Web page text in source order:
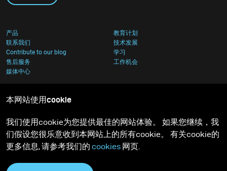
产品
教育计划
联系我们
技术发展
Contribute to our blog
学习
售后服务
工作机会
媒体中心
本网站使用cookie
我们使用cookie为您提供最佳的网站体验。 如果您继续，我
们假设您很乐意收到本网站上的所有cookie。 有关cookie的
更多信息, 请参考我们的 cookies 网页.